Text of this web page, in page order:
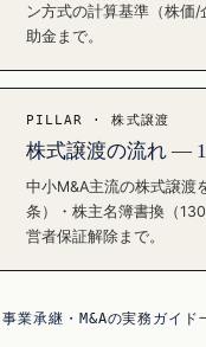
ン方式の計算基準（株価
助金まで。
PILLAR · 株式譲渡
株式譲渡の流れ —
中小M&A主流の株式譲渡
条）・株主名簿書換（
営者保証解除まで。
事業承継・M&Aの実務ガ